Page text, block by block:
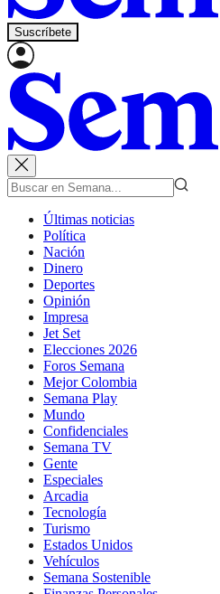
Suscríbete
Últimas noticias
Política
Nación
Dinero
Deportes
Opinión
Impresa
Jet Set
Elecciones 2026
Foros Semana
Mejor Colombia
Semana Play
Mundo
Confidenciales
Semana TV
Gente
Especiales
Arcadia
Tecnología
Turismo
Estados Unidos
Vehículos
Semana Sostenible